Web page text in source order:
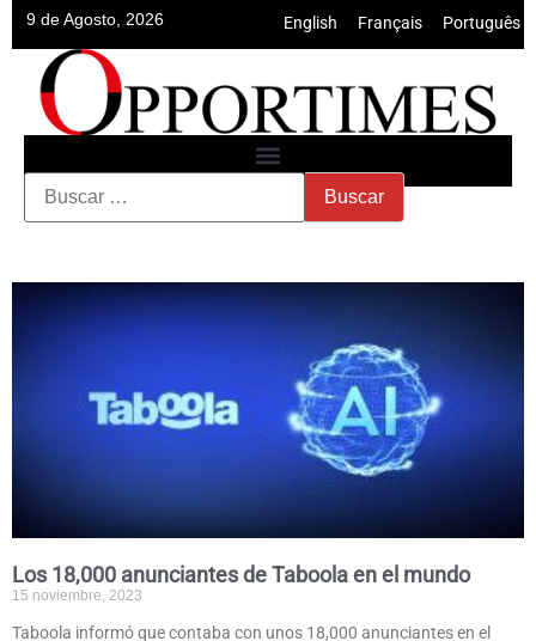
9 de Agosto, 2026 English Français Português
Los 18,000 anunciantes de Taboola en el mundo
15 noviembre, 2023
Taboola informó que contaba con unos 18,000 anunciantes en el